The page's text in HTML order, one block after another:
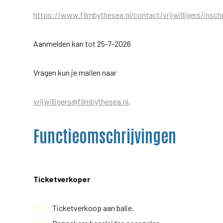
https://www.filmbythesea.nl/contact/vrijwilligers/
Aanmelden kan tot 25-7-2026
Vragen kun je mailen naar
vrijwilligers@filmbythesea.nl
Functieomschrijvingen
Ticketverkoper
Ticketverkoop aan balie.